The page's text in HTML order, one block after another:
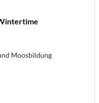
Moosbildung